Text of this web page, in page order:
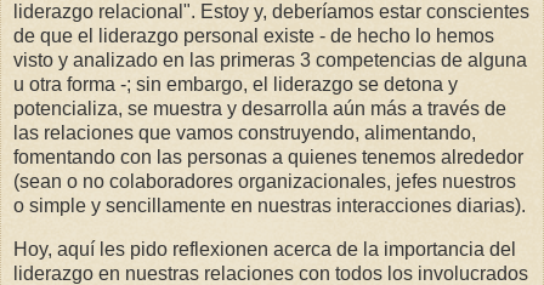
liderazgo relacional". Estoy y, deberíamos estar conscientes
de que el liderazgo personal existe - de hecho lo hemos
visto y analizado en las primeras 3 competencias de alguna
u otra forma -; sin embargo, el liderazgo se detona y
potencializa, se muestra y desarrolla aún más a través de
las relaciones que vamos construyendo, alimentando,
fomentando con las personas a quienes tenemos alrededor
(sean o no colaboradores organizacionales, jefes nuestros
o simple y sencillamente en nuestras interacciones diarias).
Hoy, aquí les pido reflexionen acerca de la importancia del
liderazgo en nuestras relaciones con todos los involucrados